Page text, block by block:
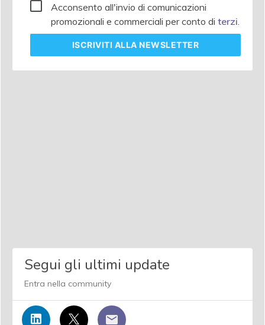
Acconsento all'invio di comunicazioni
promozionali e commerciali per conto di terzi
ISCRIVITI ALLA NEWSLETTER
Segui gli ultimi update
Entra nella community